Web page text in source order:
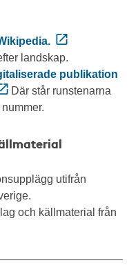
landskap.
publikation
Där står runstenarna
utifrån
och källmaterial från